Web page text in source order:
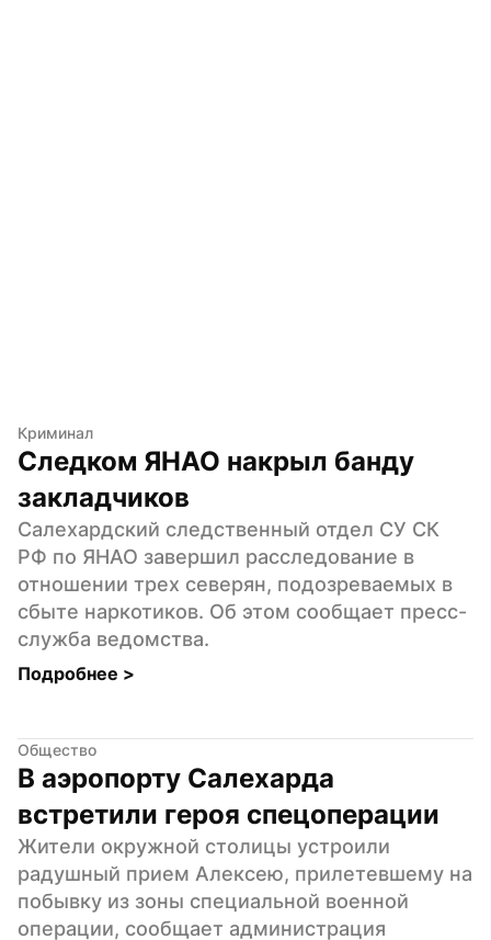
Криминал
Следком ЯНАО накрыл банду
закладчиков
Салехардский следственный отдел СУ СК
РФ по ЯНАО завершил расследование в
отношении трех северян, подозреваемых в
сбыте наркотиков. Об этом сообщает пресс-
служба ведомства.
Подробнее >
Общество
В аэропорту Салехарда
встретили героя спецоперации
Жители окружной столицы устроили
радушный прием Алексею, прилетевшему на
побывку из зоны специальной военной
операции, сообщает администрация